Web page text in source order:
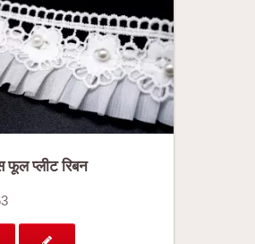
फूल प्लीट रिबन